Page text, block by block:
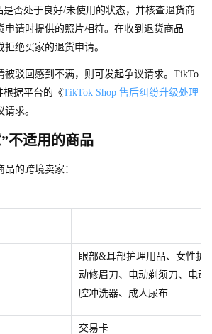
是否处于良好/未使用的状态，并核查退货商
申请时提供的照片相符。在收到退货商品
绝买家的退货申请。
被驳回感到不满，则可发起争议请求。TikTo
根据平台的《TikTok Shop 售后纠纷升级处理
求。
不适用的商品
的跨境卖家：
眼部&耳部护理用品、女性护
动修眉刀、电动剃须刀、电
腔冲洗器、成人尿布
交易卡